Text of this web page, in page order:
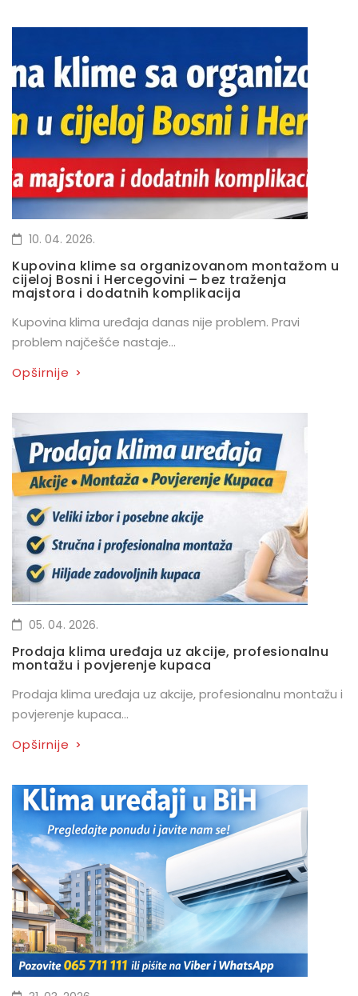
10. 04. 2026.
Kupovina klime sa organizovanom montažom u
cijeloj Bosni i Hercegovini – bez traženja
majstora i dodatnih komplikacija
Kupovina klima uređaja danas nije problem. Pravi
problem najčešće nastaje...
Opširnije >
05. 04. 2026.
Prodaja klima uređaja uz akcije, profesionalnu
montažu i povjerenje kupaca
Prodaja klima uređaja uz akcije, profesionalnu montažu i
povjerenje kupaca...
Opširnije >